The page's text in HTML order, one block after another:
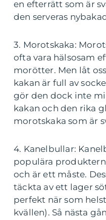
en efterrätt som är
den serveras
3. Morotskaka:
ofta vara hälsosam
morötter. Men låt
kakan är full av
gör den dock inte
kakan och den rika
morotskaka som är
4. Kanelbullar:
populära
och är ett måste.
täckta av ett lager
perfekt när som
kvällen). Så nästa